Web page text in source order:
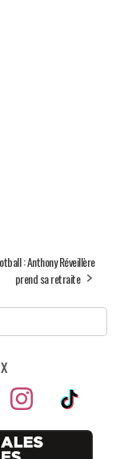
: Anthony Réveillère
prend sa retraite